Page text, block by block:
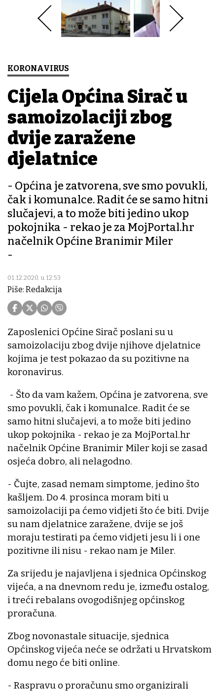
KORONAVIRUS
Cijela Općina Sirač u
samoizolaciji zbog
dvije zaražene
djelatnice
- Općina je zatvorena, sve smo povukli,
čak i komunalce. Radit će se samo hitni
slučajevi, a to može biti jedino ukop
pokojnika - rekao je za MojPortal.hr
načelnik Općine Branimir Miler
-
01.12.2020. u 12:53
Piše: Redakcija
Zaposlenici Općine Sirač poslani su u
samoizolaciju zbog dvije njihove djelatnice
kojima je test pokazao da su pozitivne na
koronavirus.
- Što da vam kažem, Općina je zatvorena, sve
smo povukli, čak i komunalce. Radit će se
samo hitni slučajevi, a to može biti jedino
ukop pokojnika - rekao je za MojPortal.hr
načelnik Općine Branimir Miler koji se zasad
osjeća dobro, ali nelagodno.
- Čujte, zasad nemam simptome, jedino što
kašljem. Do 4. prosinca moram biti u
samoizolaciji pa ćemo vidjeti što će biti. Dvije
su nam djelatnice zaražene, dvije se još
moraju testirati pa ćemo vidjeti jesu li i one
pozitivne ili nisu - rekao nam je Miler.
Za srijedu je najavljena i sjednica Općinskog
vijeća, a na dnevnom redu je, između ostalog,
i treći rebalans ovogodišnjeg općinskog
proračuna.
Zbog novonastale situacije, sjednica
Općinskog vijeća neće se održati u Hrvatskom
domu nego će biti online.
- Raspravu o proračunu smo organizirali